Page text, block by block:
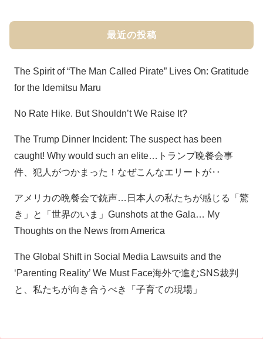
最近の投稿
The Spirit of “The Man Called Pirate” Lives On: Gratitude
for the Idemitsu Maru
No Rate Hike. But Shouldn’t We Raise It?
The Trump Dinner Incident: The suspect has been
caught! Why would such an elite…トランプ晩餐会事
件、犯人がつかまった！なぜこんなエリートが‥
アメリカの晩餐会で銃声…日本人の私たちが感じる「驚
き」と「世界のいま」Gunshots at the Gala… My
Thoughts on the News from America
The Global Shift in Social Media Lawsuits and the
‘Parenting Reality’ We Must Face海外で進むSNS裁判
と、私たちが向き合うべき「子育ての現場」